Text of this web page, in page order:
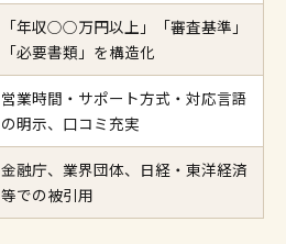
「年収○○万円以上」「審査基準」
「必要書類」を構造化
営業時間・サポート方式・対応言語
の明示、口コミ充実
金融庁、業界団体、日経・東洋経済
等での被引用